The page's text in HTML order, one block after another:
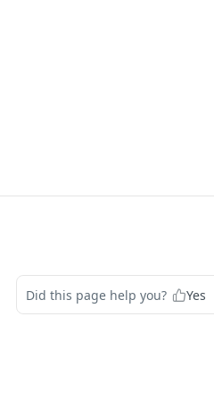
Did this page help you? Yes